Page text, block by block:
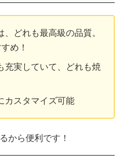
どれも最高級の品質。
め！
実していて、どれも焼
スタマイズ可能
から便利です！